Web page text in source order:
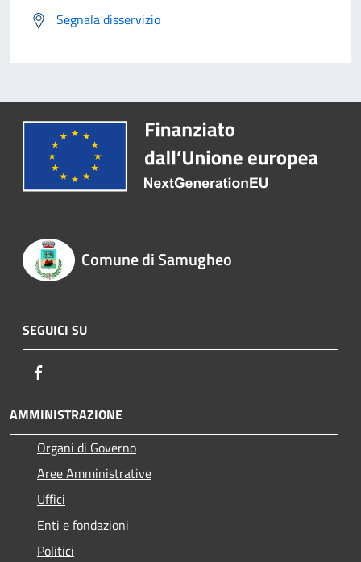
Segnala disservizio
Comune di Samugheo
SEGUICI SU
AMMINISTRAZIONE
Organi di Governo
Aree Amministrative
Uffici
Enti e fondazioni
Politici